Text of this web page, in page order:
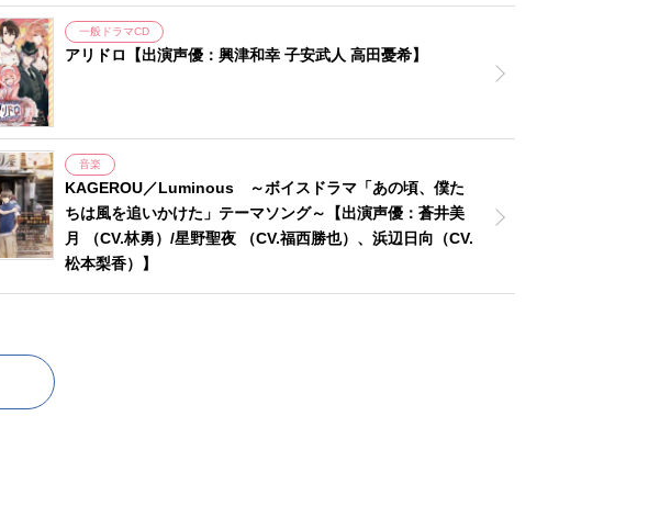
一般ドラマCD
アリドロ【出演声優：興津和幸 子安武人 高田憂希】
音楽
KAGEROU／Luminous ～ボイスドラマ「あの頃、僕た
ちは風を追いかけた」テーマソング～【出演声優：蒼井美
月 （CV.林勇）/星野聖夜 （CV.福西勝也）、浜辺日向（CV.
松本梨香）】